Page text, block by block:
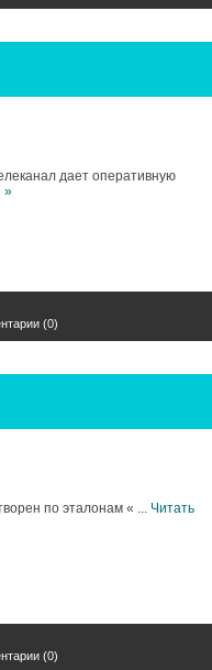
дает оперативную
»
(0)
по эталонам « ... Читать
(0)